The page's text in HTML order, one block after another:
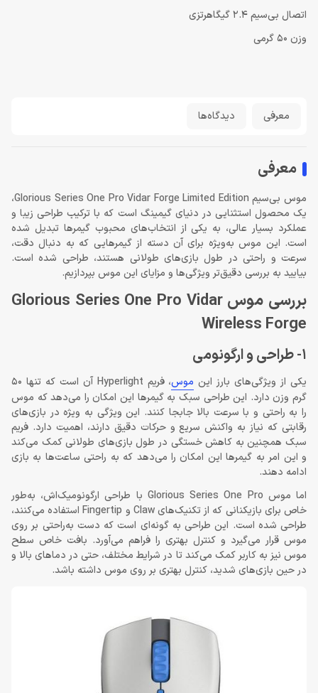
اتصال بی‌سیم 2.4 گیگاهرتزی
وزن 50 گرمی
معرفی دیدگاه‌ها
معرفی
موس بی‌سیم Glorious Series One Pro Vidar Forge Limited Edition،
یک محصول استثنایی در دنیای گیمینگ است که با ترکیب طراحی زیبا و
عملکرد بسیار عالی، به یکی از انتخاب‌های محبوب گیمرها تبدیل شده
است. این موس به‌ویژه برای آن دسته از گیمرهایی که به دنبال دقت،
سرعت و راحتی در طول بازی‌های طولانی هستند، طراحی شده است.
بیایید به بررسی دقیق‌تر ویژگی‌ها و مزایای این موس بپردازیم.
بررسی موس Glorious Series One Pro Vidar
Wireless Forge
1- طراحی و ارگونومی
یکی از ویژگی‌های بارز این موس
، فریم Hyperlight آن است که تنها 50
گرم وزن دارد. این طراحی سبک به گیمرها این امکان را می‌دهد که موس
را به راحتی و با سرعت بالا جابجا کنند. این ویژگی به ویژه در بازی‌های
رقابتی که نیاز به واکنش سریع و حرکات دقیق دارند، اهمیت دارد. فریم
سبک همچنین به کاهش خستگی در طول بازی‌های طولانی کمک می‌کند
و این امر به گیمرها این امکان را می‌دهد که به راحتی ساعت‌ها به بازی
ادامه دهند.
اما موس Glorious Series One Pro با طراحی ارگونومیک‌اش، به‌طور
خاص برای بازیکنانی که از تکنیک‌های Claw و Fingertip استفاده می‌کنند،
طراحی شده است. این طراحی به گونه‌ای است که دست به‌راحتی بر روی
موس قرار می‌گیرد و کنترل بهتری را فراهم می‌آورد. بافت خاص سطح
موس نیز به کاربر کمک می‌کند تا در شرایط مختلف، حتی در دماهای بالا و
در حین بازی‌های شدید، کنترل بهتری بر روی موس داشته باشد.